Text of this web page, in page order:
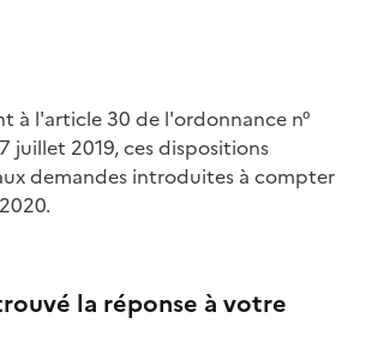
à l'article 30 de l'ordonnance n°
juillet 2019, ces dispositions
demandes introduites à compter
la réponse à votre